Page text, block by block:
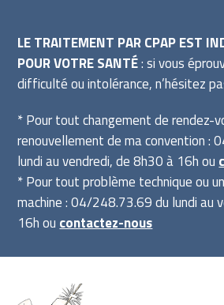
LE TRAITEMENT PAR CPAP EST
POUR VOTRE SANTÉ: si vous
difficulté ou intolérance, n’hésitez
* Pour tout changement de rendez-
renouvellement de ma convention :
lundi au vendredi, de 8h30 à 16h ou
* Pour tout problème technique ou
machine : 04/248.73.69 du lundi au
16h oucontactez-nous